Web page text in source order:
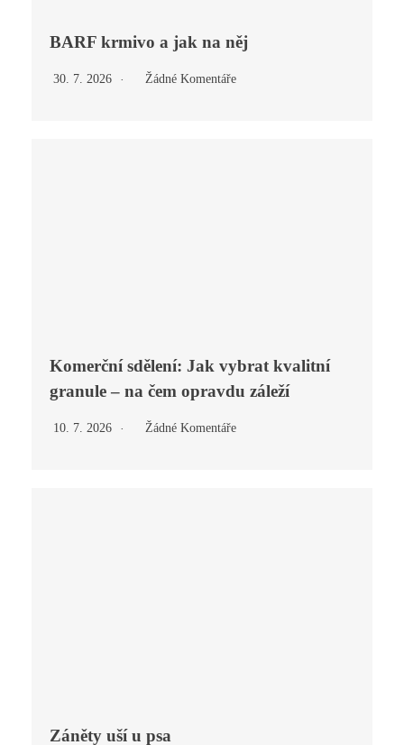
BARF krmivo a jak na něj
30. 7. 2026 Žádné Komentáře
Komerční sdělení: Jak vybrat kvalitní
granule – na čem opravdu záleží
10. 7. 2026 Žádné Komentáře
Záněty uší u psa